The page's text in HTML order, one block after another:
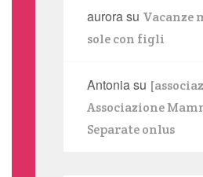
aurorasu Vacanze
sole con figli
Antoniasu
Associazione
Separate onlus